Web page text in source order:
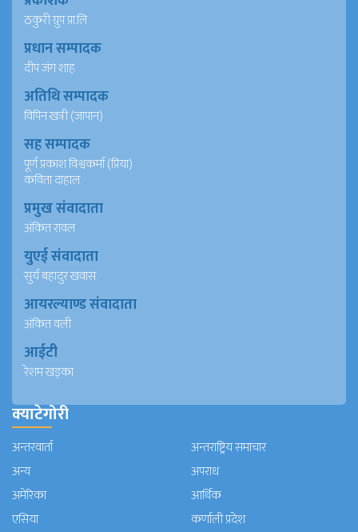
ठकुरी ग्रुप प्रा.लि
प्रधान सम्पादक
दीप जंग शाह
अतिथि सम्पादक
विपिन खत्री (जापान)
सह सम्पादक
पूर्ण प्रकाश विश्वकर्मा (प्रिया)
कविता दाहाल
प्रमुख संवादाता
अंकित रावल
युएई संवादाता
सुर्य बहादुर खवास
आयरल्याण्ड संवादाता
अंकित वली
आईटी
रेशम खड्का
क्याटेगोरी
अन्तरवार्ता
अन्तराष्ट्रिय समाचार
अन्य
अपराध
अमेरिका
आर्थिक
एसिया
कर्णाली प्रदेश